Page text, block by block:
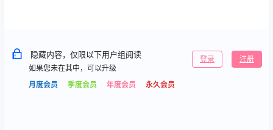
隐藏内容，仅限以下用户组阅读
如果您未在其中，可以升级
月度会员
季度会员 年度会员 永久会员
登录 注册